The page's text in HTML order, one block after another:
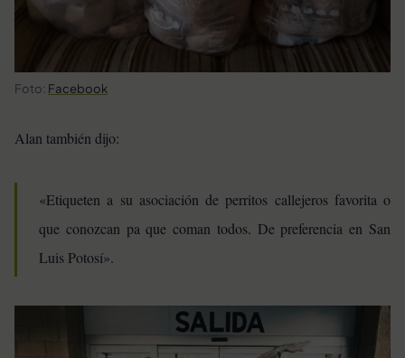
Foto: Facebook
Alan también dijo:
«Etiqueten a su asociación de perritos callejeros favorita o
que conozcan pa que coman todos. De preferencia en San
Luis Potosí».